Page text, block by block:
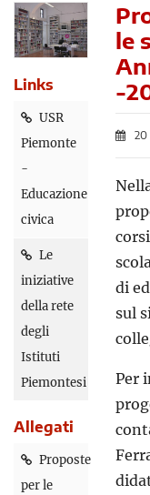
Links
USR
Piemonte
-
Educazione
civica
Le
iniziative
della rete
degli
Istituti
Piemontesi
Allegati
Proposte
per le
le
-
20
di
sul
Per